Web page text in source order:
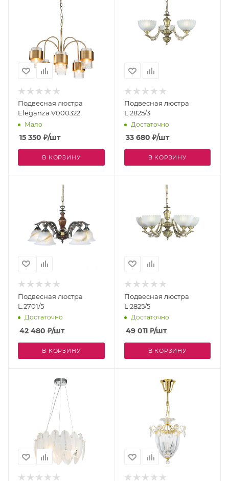
Подвесная люстра
Eleganza V000322
Мало
15 350 ₽/шт
В КОРЗИНУ
Подвесная люстра
L.2825/3
Достаточно
33 680 ₽/шт
В КОРЗИНУ
Подвесная люстра
L.2701/5
Достаточно
42 480 ₽/шт
В КОРЗИНУ
Подвесная люстра
L.2825/5
Достаточно
49 011₽/шт
В КОРЗИНУ